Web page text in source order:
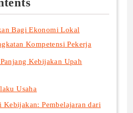
Bagi Ekonomi Lokal
Kompetensi Pekerja
Kebijakan Upah
Usaha
Kebijakan: Pembelajaran dari